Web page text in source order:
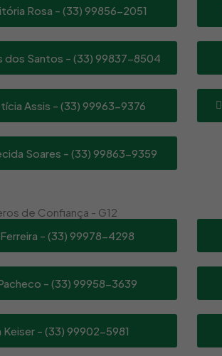
Rosa - (33) 99856-2051
dos Santos - (33) 99837-8504
Assis - (33) 99963-9376
Soares - (33) 99863-9359
de Confiança - G12
- (33) 99978-4298
- (33) 99958-3639
Keiser - (33) 99902-5981